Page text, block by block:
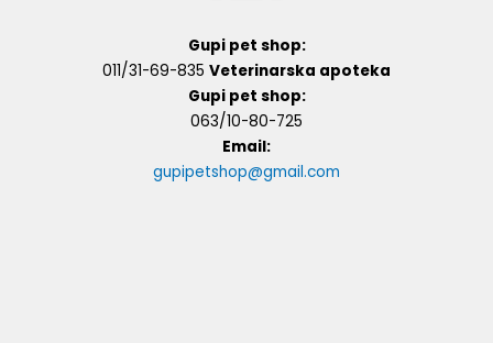
Gupi pet shop:
011/31-69-835 Veterinarska apoteka
Gupi pet shop:
063/10-80-725
Email:
gupipetshop@gmail.com